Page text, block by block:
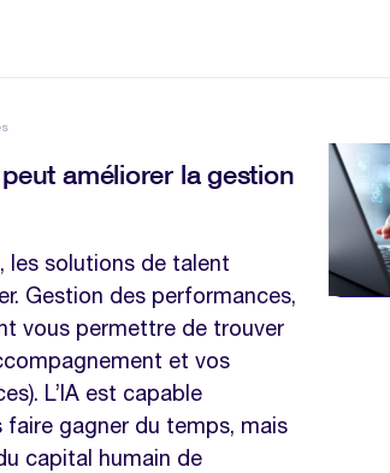
améliorer la gestion
les solutions de talent
Gestion des performances,
vous permettre de trouver
et vos
L’IA est capable
gagner du temps, mais
capital humain de